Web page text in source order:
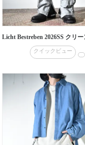
クイックビュー